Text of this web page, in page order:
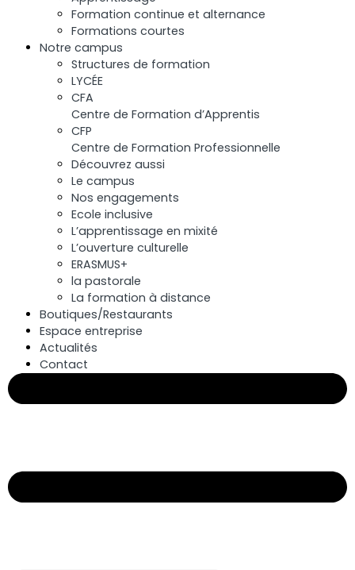
Formation continue et alternance
Formations courtes
Notre campus
Structures de formation
LYCÉE
CFA
Centre de Formation d’Apprentis
CFP
Centre de Formation Professionnelle
Découvrez aussi
Le campus
Nos engagements
Ecole inclusive
L’apprentissage en mixité
L’ouverture culturelle
ERASMUS+
la pastorale
La formation à distance
Boutiques/Restaurants
Espace entreprise
Actualités
Contact